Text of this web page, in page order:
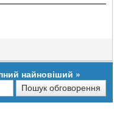
найновіший »